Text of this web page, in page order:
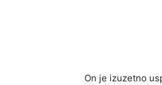
On je izuzetno